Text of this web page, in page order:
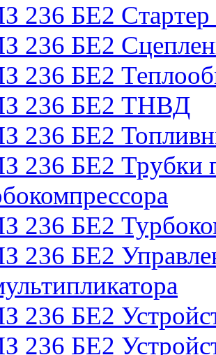
236 БЕ2 Стартер
236 БЕ2
236 БЕ2
236 БЕ2 ТНВД
236 БЕ2
236 БЕ2 Трубки
236 БЕ2
236 БЕ2
236 БЕ2
236 БЕ2